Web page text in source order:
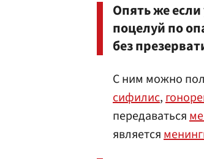
Опять же если
поцелуй по
без
С ним можно
сифилис,
передаваться
является